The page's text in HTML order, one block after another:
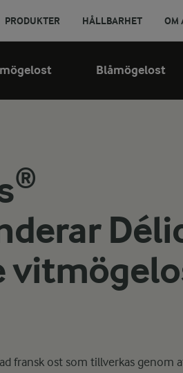
PRODUKTER HÅLLBARHET OM
Blåmögelost
fransk ost som tillverkas genom